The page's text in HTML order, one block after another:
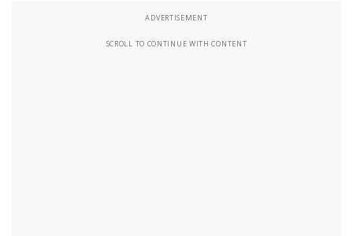
ADVERTISEMENT
SCROLL TO CONTINUE WITH CONTENT